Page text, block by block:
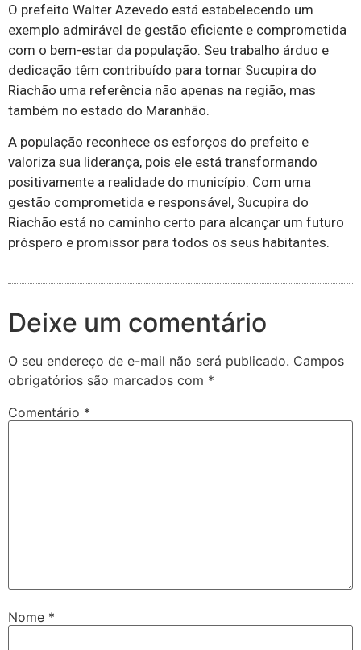
O prefeito Walter Azevedo está estabelecendo um
exemplo admirável de gestão eficiente e comprometida
com o bem-estar da população. Seu trabalho árduo e
dedicação têm contribuído para tornar Sucupira do
Riachão uma referência não apenas na região, mas
também no estado do Maranhão.
A população reconhece os esforços do prefeito e
valoriza sua liderança, pois ele está transformando
positivamente a realidade do município. Com uma
gestão comprometida e responsável, Sucupira do
Riachão está no caminho certo para alcançar um futuro
próspero e promissor para todos os seus habitantes.
Deixe um comentário
O seu endereço de e-mail não será publicado. Campos
obrigatórios são marcados com *
Comentário *
Nome *